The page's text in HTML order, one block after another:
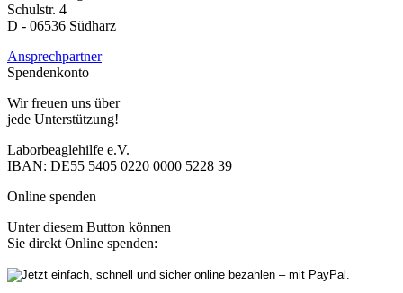
Schulstr. 4
D - 06536 Südharz
Ansprechpartner
Spendenkonto
Wir freuen uns über
jede Unterstützung!
Laborbeaglehilfe e.V.
IBAN: DE55 5405 0220 0000 5228 39
Online spenden
Unter diesem Button können
Sie direkt Online spenden: